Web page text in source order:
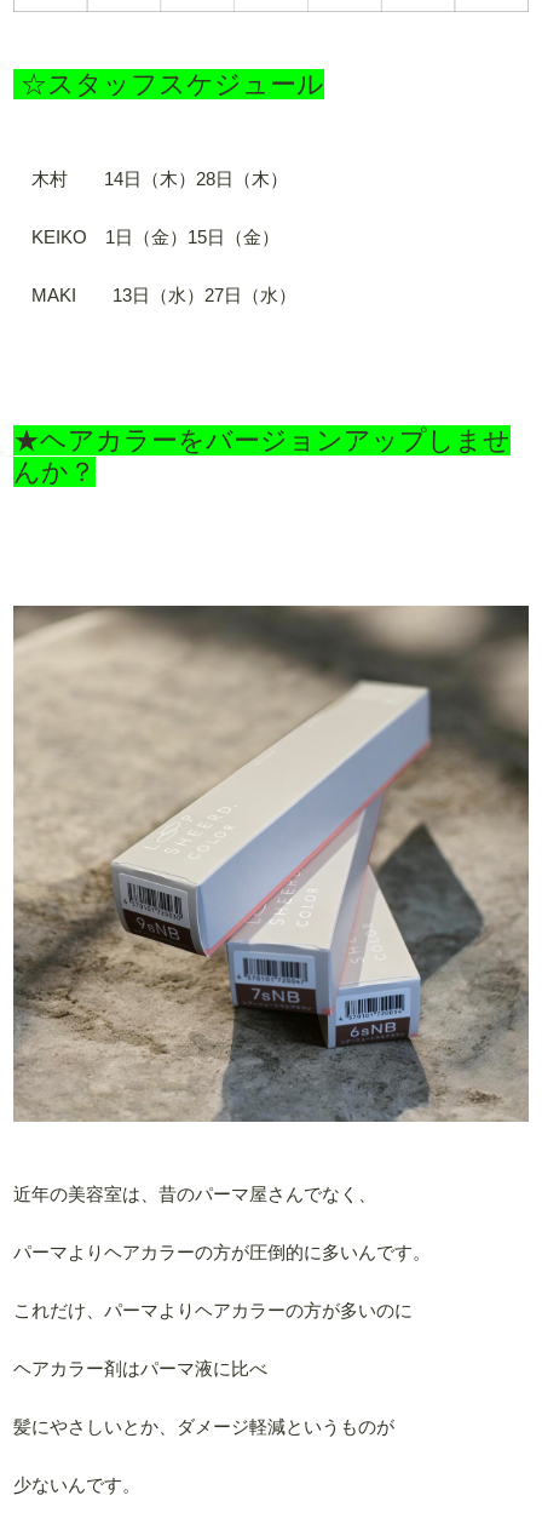
☆スタッフスケジュール
木村 14日（木）28日（木）
KEIKO 1日（金）15日（金）
MAKI 13日（水）27日（水）
★ヘアカラーをバージョンアップしませ
んか？
近年の美容室は、昔のパーマ屋さんでなく、
パーマよりヘアカラーの方が圧倒的に多いんです。
これだけ、パーマよりヘアカラーの方が多いのに
ヘアカラー剤はパーマ液に比べ
髪にやさしいとか、ダメージ軽減というものが
少ないんです。